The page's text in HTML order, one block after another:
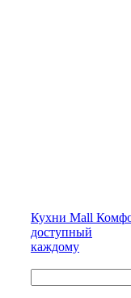
Кухни Mall
доступный
каждому